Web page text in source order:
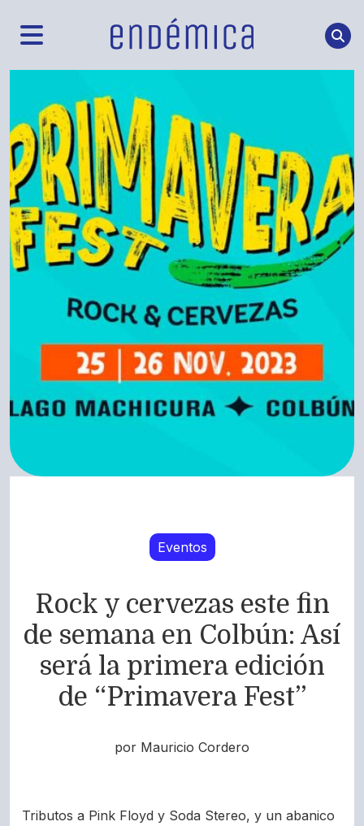
Eventos
Rock y cervezas este fin
de semana en Colbún: Así
será la primera edición
de “Primavera Fest”
por Mauricio Cordero
Tributos a Pink Floyd y Soda Stereo, y un abanico